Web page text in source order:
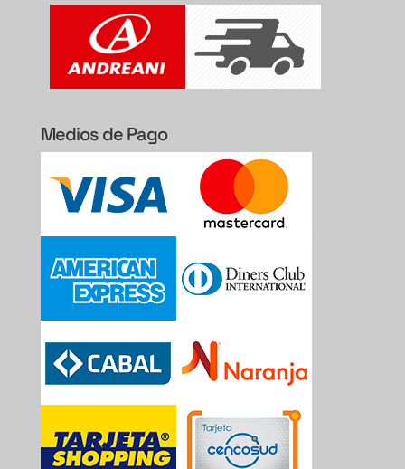
Medios de Pago